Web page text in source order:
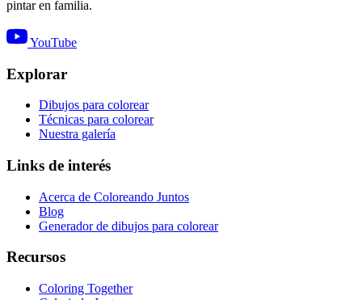
pintar en familia.
YouTube
Explorar
Dibujos para colorear
Técnicas para colorear
Nuestra galería
Links de interés
Acerca de Coloreando Juntos
Blog
Generador de dibujos para colorear
Recursos
Coloring Together